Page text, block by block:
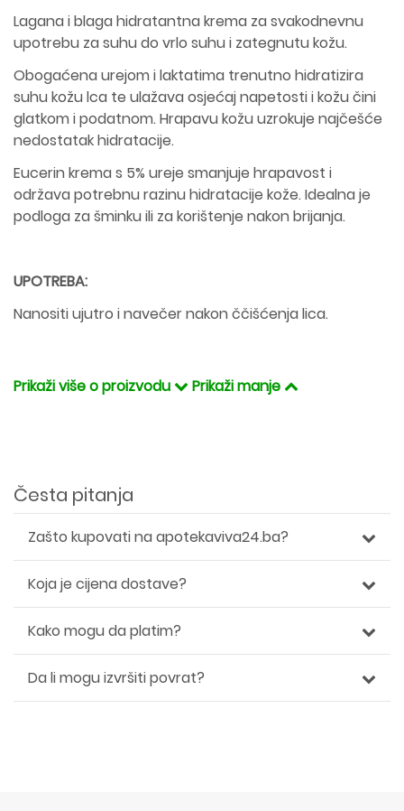
Lagana i blaga hidratantna krema za svakodnevnu
upotrebu za suhu do vrlo suhu i zategnutu kožu.
Obogaćena urejom i laktatima trenutno hidratizira
suhu kožu lca te ulažava osjećaj napetosti i kožu čini
glatkom i podatnom. Hrapavu kožu uzrokuje najčešće
nedostatak hidratacije.
Eucerin krema s 5% ureje smanjuje hrapavost i
održava potrebnu razinu hidratacije kože. Idealna je
podloga za šminku ili za korištenje nakon brijanja.
UPOTREBA:
Nanositi ujutro i navečer nakon ččišćenja lica.
Prikaži više o proizvodu Prikaži manje
Česta pitanja
Zašto kupovati na apotekaviva24.ba?
Koja je cijena dostave?
Kako mogu da platim?
Da li mogu izvršiti povrat?